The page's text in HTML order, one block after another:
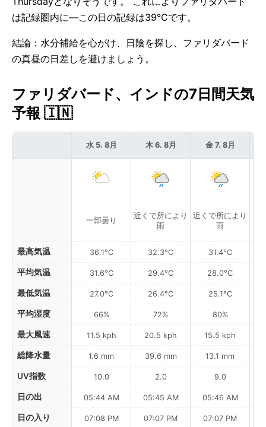
は記録圏内に—この日の記録は39°Cです。
結論：水分補給を心がけ、日陰を探し、ファリダバード
の真昼の日差しを避けましょう。
ファリダバード、インドの7日間天気
予報 🇮🇳
最高気温
平均気温
最低気温
平均湿度
最大風速
総降水量
UV指数
日の出
日の入り
水 5. 8月
一部曇り
36.1°C
31.6°C
27.0°C
66%
11.5 kph
1.6 mm
10.0
05:44 AM
07:08 PM
木 6. 8月
近くで所により
雨
32.3°C
29.4°C
26.4°C
72%
20.5 kph
39.6 mm
2.0
05:45 AM
07:07 PM
金 7. 8月
近くで所により
雨
31.4°C
28.0°C
25.1°C
80%
15.5 kph
13.1 mm
9.0
05:46 AM
07:07 PM